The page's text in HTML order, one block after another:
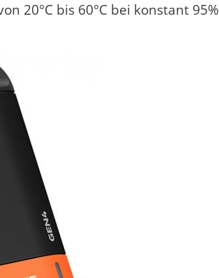
20°C bis 60°C bei konstant 95%